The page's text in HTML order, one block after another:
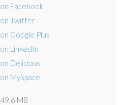
49.6 MB